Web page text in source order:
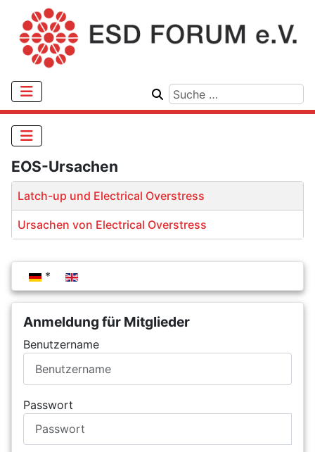
Sprache auswählen
Anmeldung für Mitglieder
Benutzername
Passwort
EOS-Ursachen
Titel
Latch-up und Electrical Overstress
Ursachen von Electrical Overstress